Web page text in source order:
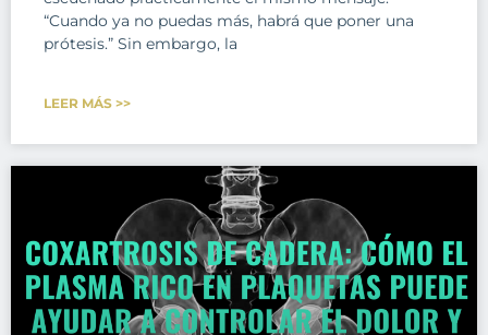
“Cuando ya no puedas más, habrá que poner una
prótesis.” Sin embargo, la
LEER MÁS >>